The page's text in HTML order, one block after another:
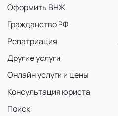
Оформить ВНЖ
Гражданство РФ
Репатриация
Другие услуги
Онлайн услуги и цены
Консультация юриста
Поиск